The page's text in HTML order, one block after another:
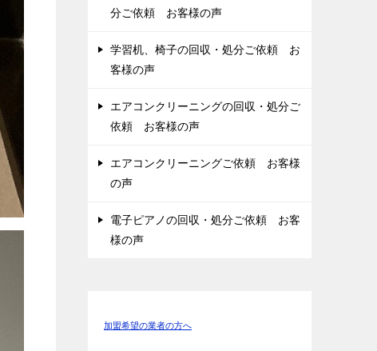
分ご依頼 お客様の声
学習机、椅子の回収・処分ご依頼 お
客様の声
エアコンクリーニングの回収・処分ご
依頼 お客様の声
エアコンクリーニングご依頼 お客様
の声
電子ピアノの回収・処分ご依頼 お客
様の声
加盟希望の業者の方へ